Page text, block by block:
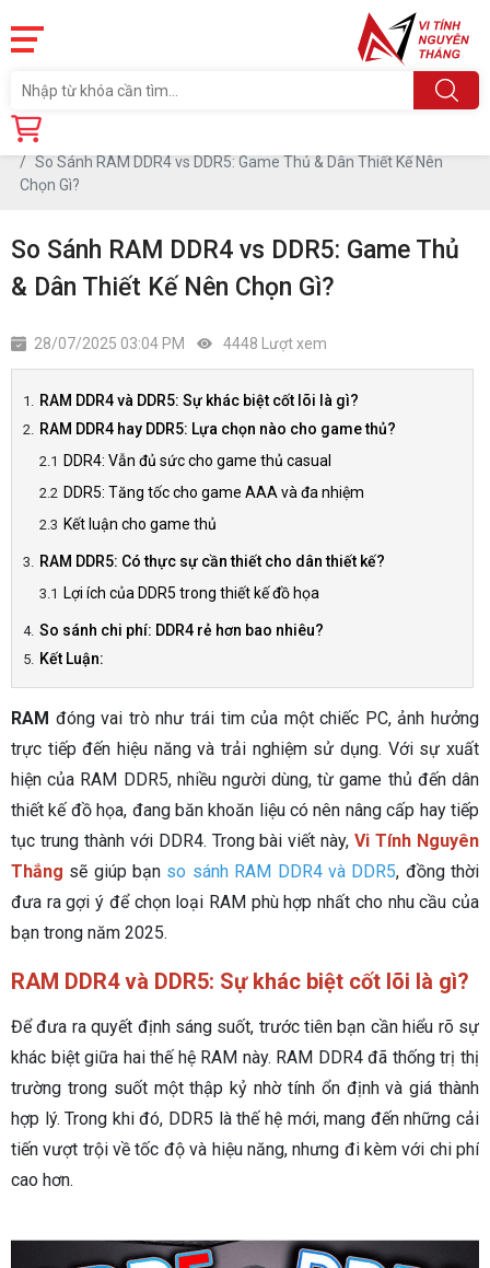
Trang chủ
So Sánh RAM DDR4 vs DDR5: Game Thủ & Dân Thiết Kế Nên
Chọn Gì?
So Sánh RAM DDR4 vs DDR5: Game Thủ
& Dân Thiết Kế Nên Chọn Gì?
28/07/2025 03:04 PM 4448 Lượt xem
RAM DDR4 và DDR5: Sự khác biệt cốt lõi là gì?
RAM DDR4 hay DDR5: Lựa chọn nào cho game thủ?
DDR4: Vẫn đủ sức cho game thủ casual
DDR5: Tăng tốc cho game AAA và đa nhiệm
Kết luận cho game thủ
RAM DDR5: Có thực sự cần thiết cho dân thiết kế?
Lợi ích của DDR5 trong thiết kế đồ họa
So sánh chi phí: DDR4 rẻ hơn bao nhiêu?
Kết Luận:
RAM đóng vai trò như trái tim của một chiếc PC, ảnh hưởng
trực tiếp đến hiệu năng và trải nghiệm sử dụng. Với sự xuất
hiện của RAM DDR5, nhiều người dùng, từ game thủ đến dân
thiết kế đồ họa, đang băn khoăn liệu có nên nâng cấp hay tiếp
tục trung thành với DDR4. Trong bài viết này,Vi Tính Nguyên
Thắng sẽ giúp bạn so sánh RAM DDR4 và DDR5, đồng thời
đưa ra gợi ý để chọn loại RAM phù hợp nhất cho nhu cầu của
bạn trong năm 2025.
RAM DDR4 và DDR5: Sự khác biệt cốt lõi là gì?
Để đưa ra quyết định sáng suốt, trước tiên bạn cần hiểu rõ sự
khác biệt giữa hai thế hệ RAM này. RAM DDR4 đã thống trị thị
trường trong suốt một thập kỷ nhờ tính ổn định và giá thành
hợp lý. Trong khi đó, DDR5 là thế hệ mới, mang đến những cải
tiến vượt trội về tốc độ và hiệu năng, nhưng đi kèm với chi phí
cao hơn.